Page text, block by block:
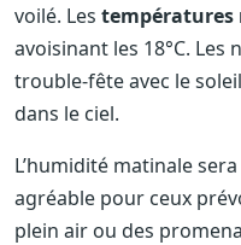
voilé. Les températures
avoisinant les 18°C.
trouble-fête avec le
dans le ciel.
L’humidité matinale
agréable pour ceux
plein air ou des